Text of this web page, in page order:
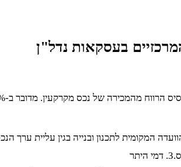
ב-25% מהרווח, אך ישנם פטורים והקלות שניתן לנצל, כמו פטור לדירה יחידה או הוצאות שיפוץ ותיווך שניתן לקזז.
המקומית לתכנון ובנייה בגין עליית